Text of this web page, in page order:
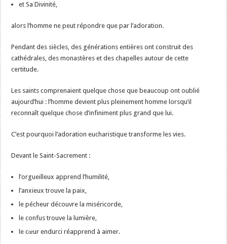
et Sa Divinité,
alors l’homme ne peut répondre que par l’adoration.
Pendant des siècles, des générations entières ont construit des
cathédrales, des monastères et des chapelles autour de cette
certitude.
Les saints comprenaient quelque chose que beaucoup ont oublié
aujourd’hui : l’homme devient plus pleinement homme lorsqu’il
reconnaît quelque chose d’infiniment plus grand que lui.
C’est pourquoi l’adoration eucharistique transforme les vies.
Devant le Saint-Sacrement :
l’orgueilleux apprend l’humilité,
l’anxieux trouve la paix,
le pécheur découvre la miséricorde,
le confus trouve la lumière,
le cœur endurci réapprend à aimer.